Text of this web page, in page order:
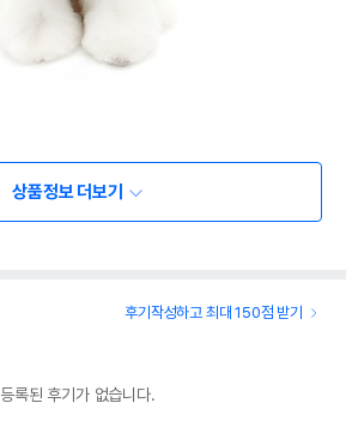
상품정보 더보기
후기작성하고 최대 150점 받기
등록된 후기가 없습니다.